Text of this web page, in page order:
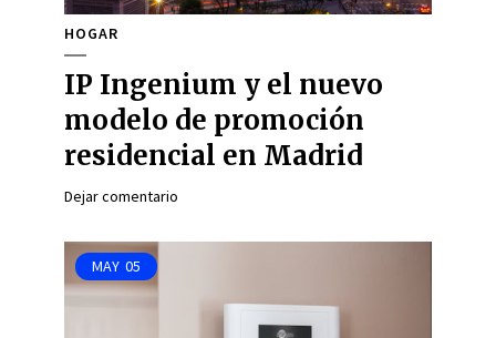
HOGAR
IP Ingenium y el nuevo
modelo de promoción
residencial en Madrid
Dejar comentario
MAY 05